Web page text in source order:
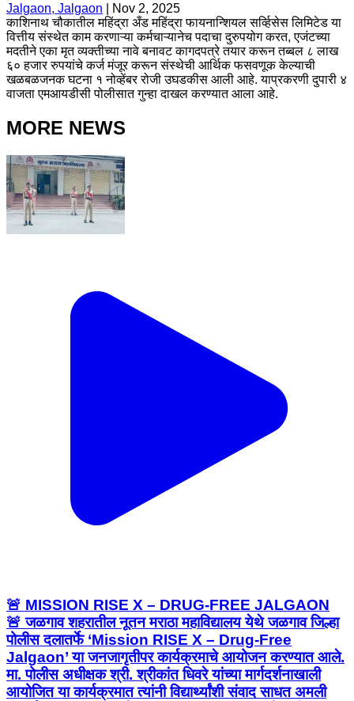
Jalgaon, Jalgaon
Nov 2, 2025
काशिनाथ चौकातील महिंद्रा अँड महिंद्रा फायनान्शियल सर्व्हिसेस लिमिटेड या
वित्तीय संस्थेत काम करणाऱ्या कर्मचाऱ्यानेच पदाचा दुरुपयोग करत, एजंटच्या
मदतीने एका मृत व्यक्तीच्या नावे बनावट कागदपत्रे तयार करून तब्बल ८ लाख
६० हजार रुपयांचे कर्ज मंजूर करून संस्थेची आर्थिक फसवणूक केल्याची
खळबळजनक घटना १ नोव्हेंबर रोजी उघडकीस आली आहे. याप्रकरणी दुपारी ४
वाजता एमआयडीसी पोलीसात गुन्हा दाखल करण्यात आला आहे.
MORE NEWS
🚨 MISSION RISE X – DRUG-FREE JALGAON
🚨 जळगाव शहरातील नूतन मराठा महाविद्यालय येथे जळगाव जिल्हा
पोलीस दलातर्फे ‘Mission RISE X – Drug-Free
Jalgaon’ या जनजागृतीपर कार्यक्रमाचे आयोजन करण्यात आले.
मा. पोलीस अधीक्षक श्री. श्रीकांत धिवरे यांच्या मार्गदर्शनाखाली
आयोजित या कार्यक्रमात त्यांनी विद्यार्थ्यांशी संवाद साधत अमली